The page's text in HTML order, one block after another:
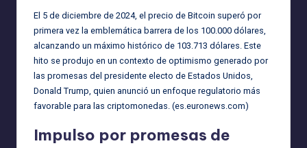
El 5 de diciembre de 2024, el precio de Bitcoin superó por
primera vez la emblemática barrera de los 100.000 dólares,
alcanzando un máximo histórico de 103.713 dólares. Este
hito se produjo en un contexto de optimismo generado por
las promesas del presidente electo de Estados Unidos,
Donald Trump, quien anunció un enfoque regulatorio más
favorable para las criptomonedas. (es.euronews.com)
Impulso por promesas de